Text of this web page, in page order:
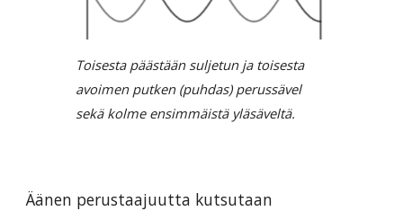
Toisesta päästään suljetun ja toisesta
avoimen putken (puhdas) perussävel
sekä kolme ensimmäistä yläsäveltä.
Äänen perustaajuutta kutsutaan